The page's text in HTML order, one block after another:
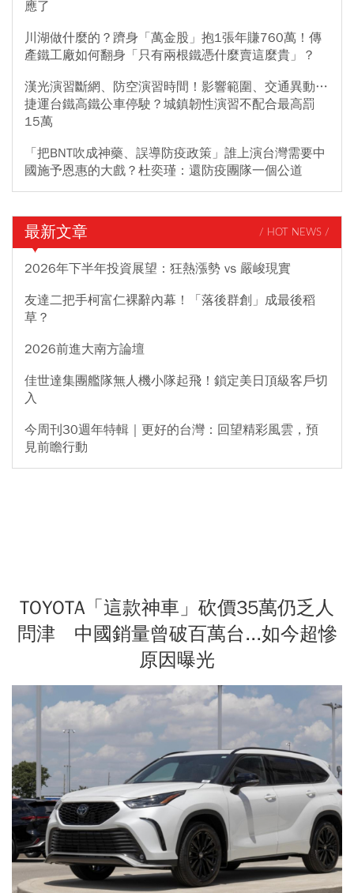
應了
川湖做什麼的？躋身「萬金股」抱1張年賺760萬！傳
產鐵工廠如何翻身「只有兩根鐵憑什麼賣這麼貴」？
漢光演習斷網、防空演習時間！影響範圍、交通異動…
捷運台鐵高鐵公車停駛？城鎮韌性演習不配合最高罰
15萬
「把BNT吹成神藥、誤導防疫政策」誰上演台灣需要中
國施予恩惠的大戲？杜奕瑾：還防疫團隊一個公道
最新文章 / HOT NEWS /
2026年下半年投資展望：狂熱漲勢 vs 嚴峻現實
友達二把手柯富仁裸辭內幕！「落後群創」成最後稻
草？
2026前進大南方論壇
佳世達集團艦隊無人機小隊起飛！鎖定美日頂級客戶切
入
今周刊30週年特輯｜更好的台灣：回望精彩風雲，預
見前瞻行動
TOYOTA「這款神車」砍價35萬仍乏人
問津 中國銷量曾破百萬台...如今超慘
原因曝光